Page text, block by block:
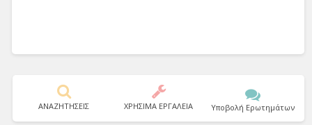
ΑΝΑΖΗΤΗΣΕΙΣ ΧΡΗΣΙΜΑ ΕΡΓΑΛΕΙΑ Υποβολή Ερωτημάτων